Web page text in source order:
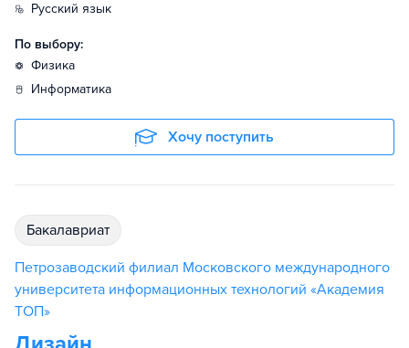
русский язык
По выбору:
физика
информатика
Хочу поступить
бакалавриат
Петрозаводский филиал Московского международного
университета информационных технологий «Академия
TOП»